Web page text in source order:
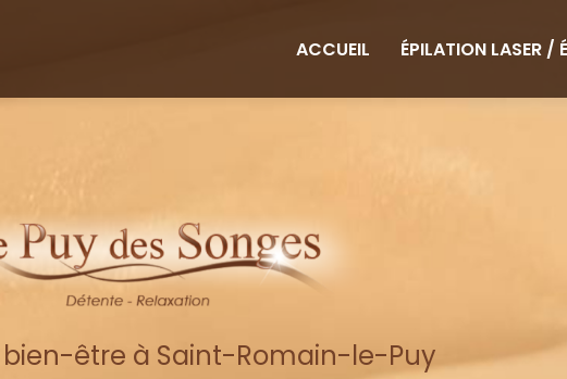
ACCUEIL
ÉPILATION LASER /
être à Saint-Romain-le-Puy